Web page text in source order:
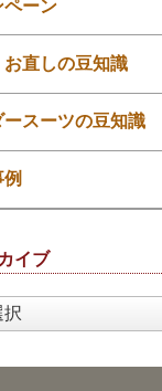
ペーン
お直しの豆知識
ースーツの豆知識
イブ